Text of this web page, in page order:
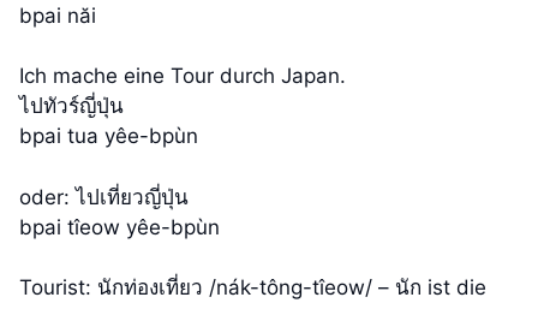
bpai năi
Ich mache eine Tour durch Japan.
ไปทัวร์ญี่ปุ่น
bpai tua yêe-​bpùn
oder: ไปเที่ยวญี่ปุ่น
bpai tîeow yêe-​bpùn
Tourist: นักท่องเที่ยว /nák-​tông-​tîeow/ – นัก ist die